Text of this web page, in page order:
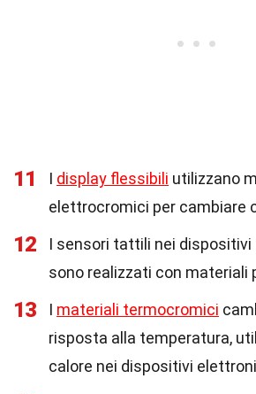
11 I display flessibili utilizzano
elettrocromici per cambiare
12
I sensori tattili nei
sono realizzati con materiali
13 I materiali termocromici
risposta alla temperatura,
calore nei dispositivi